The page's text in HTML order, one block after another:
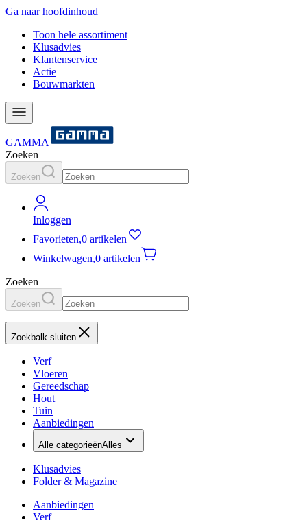
Ga naar hoofdinhoud
Toon hele assortiment
Klusadvies
Klantenservice
Actie
Bouwmarkten
GAMMA
Zoeken
Zoeken
Inloggen
Favorieten,0 artikelen
Winkelwagen,0 artikelen
Zoeken
Zoeken
Zoekbalk sluiten
Verf
Vloeren
Gereedschap
Hout
Tuin
Aanbiedingen
Alle categorieënAlles
Klusadvies
Folder & Magazine
Aanbiedingen
Verf